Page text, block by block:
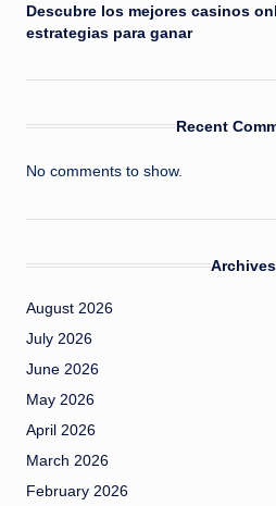
Descubre los mejores casinos
estrategias para ganar
Recent
No comments to show.
Archives
August 2026
July 2026
June 2026
May 2026
April 2026
March 2026
February 2026